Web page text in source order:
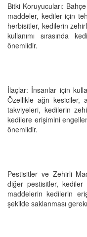
Bitki Koruyucuları:
maddeler, kediler için
herbisitler, kedilerin
kullanımı sırasında
önemlidir.
İlaçlar: İnsanlar için
Özellikle ağrı kesiciler,
takviyeleri, kedilerin
kedilere erişimini
önemlidir.
Pestisitler ve Zehirli
diğer pestisitler,
maddelerin kedilerin
şekilde saklanması